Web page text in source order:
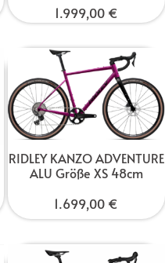
1.999,00 €
RIDLEY KANZO ADVENTURE
ALU Größe XS 48cm
1.699,00 €